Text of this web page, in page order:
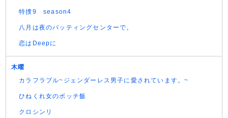
特捜9 season4
八月は夜のバッティングセンターで。
恋はDeepに
木曜
カラフラブル~ジェンダーレス男子に愛されています。~
ひねくれ女のボッチ飯
クロシンリ